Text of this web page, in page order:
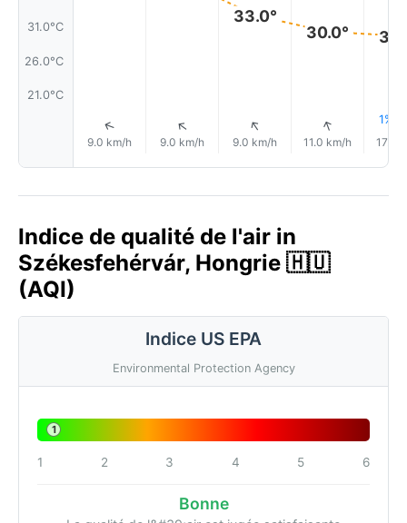
31.0°C
26.0°C
21.0°C
↑
9.0 km/h
↑
9.0 km/h
33.0°
↑
9.0 km/h
30.0°
↑
11.0 km/h
1%
17.0
Indice de qualité de l'air in
Székesfehérvár, Hongrie 🇭🇺
(AQI)
Indice US EPA
Environmental Protection Agency
1
1 2 3 4 5 6
Bonne